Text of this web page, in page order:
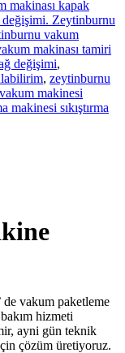
makinası kapak
değişimi. Zeytinburnu
vakum
makinası tamiri
değişimi,
, zeytinburnu
makinesi
sıkıştırma
de vakum paketleme
hizmeti
ayni gün teknik
çözüm üretiyoruz.